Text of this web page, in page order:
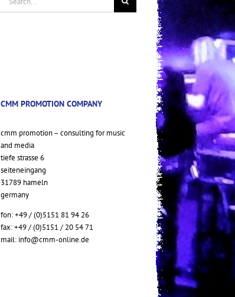
CMM PROMOTION COMPANY
cmm promotion – consulting for music
and media
tiefe strasse 6
seiteneingang
31789 hameln
germany
fon: +49 / (0)5151 81 94 26
fax: +49 / (0)5151 / 20 54 71
mail: info@cmm-online.de